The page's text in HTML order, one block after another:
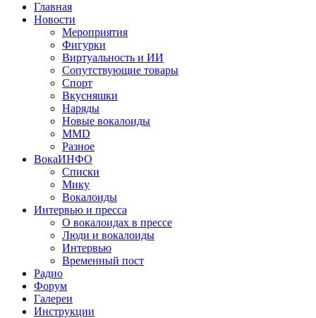
navigation
Главная
Новости
Мероприятия
Фигурки
Виртуальность и ИИ
Сопутствующие товары
Спорт
Вкусняшки
Наряды
Новые вокалоиды
MMD
Разное
ВокаИНФО
Списки
Мику
Вокалоиды
Интервью и пресса
О вокалоидах в прессе
Люди и вокалоиды
Интервью
Временный пост
Радио
Форум
Галереи
Инструкции